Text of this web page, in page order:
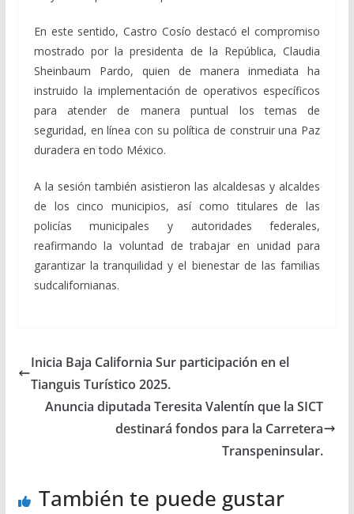
En este sentido, Castro Cosío destacó el compromiso
mostrado por la presidenta de la República, Claudia
Sheinbaum Pardo, quien de manera inmediata ha
instruido la implementación de operativos específicos
para atender de manera puntual los temas de
seguridad, en línea con su política de construir una Paz
duradera en todo México.
A la sesión también asistieron las alcaldesas y alcaldes
de los cinco municipios, así como titulares de las
policías municipales y autoridades federales,
reafirmando la voluntad de trabajar en unidad para
garantizar la tranquilidad y el bienestar de las familias
sudcalifornianas.
Inicia Baja California Sur participación en el
Tianguis Turístico 2025.
Anuncia diputada Teresita Valentín que la SICT
destinará fondos para la Carretera
Transpeninsular.
También te puede gustar